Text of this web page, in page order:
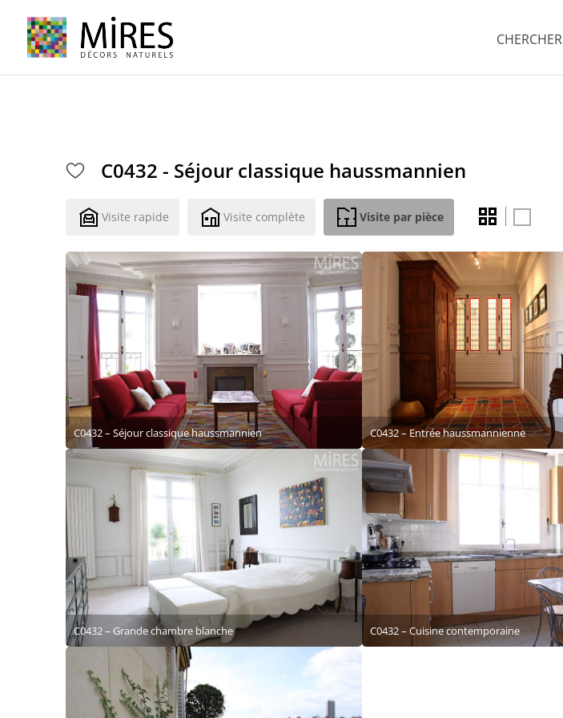
CHERCHER
C0432 - Séjour classique haussmannien
Visite rapide Visite complète Visite par pièce
C0432 – Séjour classique haussmannien C0432 – Entrée haussmannienne
C0432 – Grande chambre blanche C0432 – Cuisine contemporaine